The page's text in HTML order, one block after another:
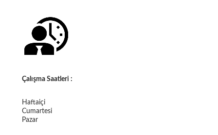
Çalışma Saatleri :
Haftaiçi
Cumartesi
Pazar